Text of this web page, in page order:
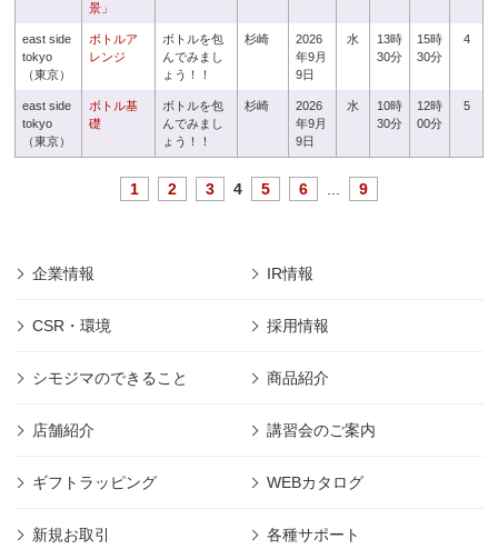
景」
east side
tokyo
（東京）
ボトルア
レンジ
ボトルを包
んでみまし
ょう！！
杉崎
2026
年9月
9日
水
13時
30分
15時
30分
4
east side
tokyo
（東京）
ボトル基
礎
ボトルを包
んでみまし
ょう！！
杉崎
2026
年9月
9日
水
10時
30分
12時
00分
5
1 2 3 4 5 6 9
企業情報 IR情報
CSR・環境 採用情報
シモジマのできること 商品紹介
店舗紹介 講習会のご案内
ギフトラッピング WEBカタログ
新規お取引 各種サポート